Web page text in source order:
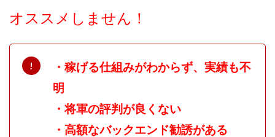
オススメしません！
・稼げる仕組みがわからず、実績も不
明
・将軍の評判が良くない
・高額なバックエンド勧誘がある